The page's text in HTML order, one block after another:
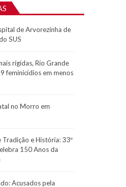
de Arvorezinha de
SUS
rígidas, Rio Grande
feminicídios em menos
no Morro em
Tradição e História: 33º
150 Anos da
Acusados pela